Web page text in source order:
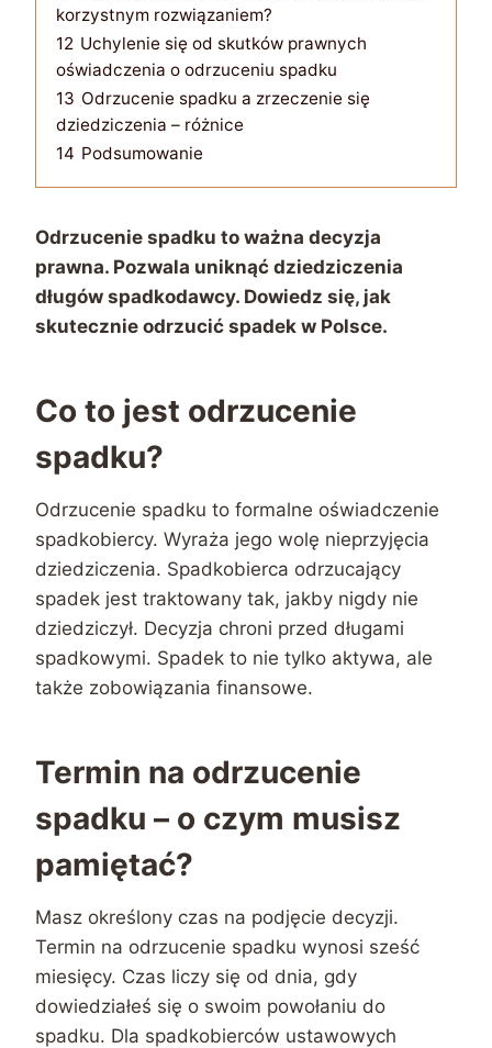
korzystnym rozwiązaniem?
12 Uchylenie się od skutków prawnych
oświadczenia o odrzuceniu spadku
13 Odrzucenie spadku a zrzeczenie się
dziedziczenia – różnice
14 Podsumowanie
Odrzucenie spadku to ważna decyzja
prawna. Pozwala uniknąć dziedziczenia
długów spadkodawcy. Dowiedz się, jak
skutecznie odrzucić spadek w Polsce.
Co to jest odrzucenie
spadku?
Odrzucenie spadku to formalne oświadczenie
spadkobiercy. Wyraża jego wolę nieprzyjęcia
dziedziczenia. Spadkobierca odrzucający
spadek jest traktowany tak, jakby nigdy nie
dziedziczył. Decyzja chroni przed długami
spadkowymi. Spadek to nie tylko aktywa, ale
także zobowiązania finansowe.
Termin na odrzucenie
spadku – o czym musisz
pamiętać?
Masz określony czas na podjęcie decyzji.
Termin na odrzucenie spadku wynosi sześć
miesięcy. Czas liczy się od dnia, gdy
dowiedziałeś się o swoim powołaniu do
spadku. Dla spadkobierców ustawowych